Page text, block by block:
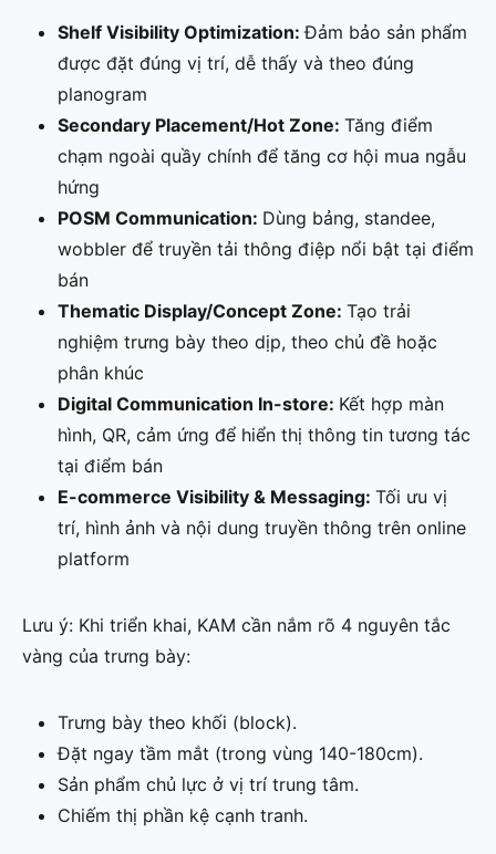
Shelf Visibility Optimization:Đảm bảo sản phẩm
được đặt đúng vị trí, dễ thấy và theo đúng
planogram
Secondary Placement/Hot Zone: Tăng điểm
chạm ngoài quầy chính để tăng cơ hội mua ngẫu
hứng
POSM Communication: Dùng bảng, standee,
wobbler để truyền tải thông điệp nổi bật tại điểm
bán
Thematic Display/Concept Zone: Tạo trải
nghiệm trưng bày theo dịp, theo chủ đề hoặc
phân khúc
Digital Communication In-store: Kết hợp màn
hình, QR, cảm ứng để hiển thị thông tin tương tác
tại điểm bán
E-commerce Visibility & Messaging: Tối ưu vị
trí, hình ảnh và nội dung truyền thông trên online
platform
Lưu ý: Khi triển khai, KAM cần nắm rõ 4 nguyên tắc
vàng của trưng bày:
Trưng bày theo khối (block).
Đặt ngay tầm mắt (trong vùng 140-180cm).
Sản phẩm chủ lực ở vị trí trung tâm.
Chiếm thị phần kệ cạnh tranh.